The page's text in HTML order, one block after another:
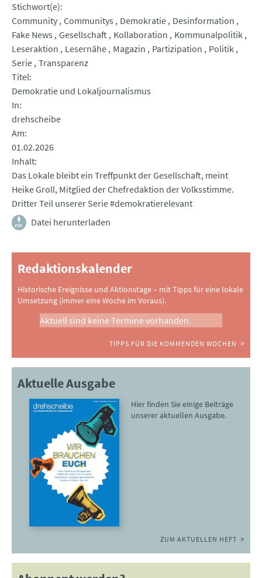
Stichwort(e)
Community Communitys Demokratie Desinformation
Fake News Gesellschaft Kollaboration
Kommunalpolitik
Leseraktion
Lesernähe Magazin Partizipation
Politik
Serie Transparenz
Titel
Demokratie und Lokaljournalismus
In
drehscheibe
Am
01.02.2026
Inhalt
Das Lokale bleibt ein Treffpunkt der Gesellschaft, meint
Heike Groll, Mitglied der Chefredaktion der Volksstimme.
Dritter Teil unserer Serie #demokratierelevant
Datei herunterladen
Redaktionskalender
Historische Ereignisse und Aktionstage – mit Tipps für eine lokale
Umsetzung (immer eine Woche im Voraus).
Aktuell sind keine Termine vorhanden.
TIPPS FÜR DIE KOMMENDEN WOCHEN
Aktuelle Ausgabe
Hier finden Sie einige Beiträge
unserer aktuellen Ausgabe.
ZUM AKTUELLEN HEFT